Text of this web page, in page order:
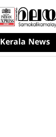
Kerala News